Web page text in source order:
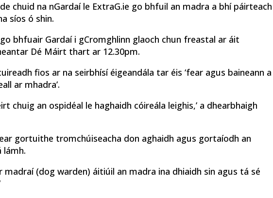
chuid na nGardaí le ExtraG.ie go bhfuil an madra a bhí páirteach
síos ó shin.
bhfuair Gardaí i gCromghlinn glaoch chun freastal ar áit
Dé Máirt thart ar 12.30pm.
fios ar na seirbhísí éigeandála tar éis ‘fear agus baineann a
ar mhadra’.
chuig an ospidéal le haghaidh cóireála leighis,’ a dhearbhaigh
gortuithe tromchúiseacha don aghaidh agus gortaíodh an
lámh.
madraí (dog warden) áitiúil an madra ina dhiaidh sin agus tá sé